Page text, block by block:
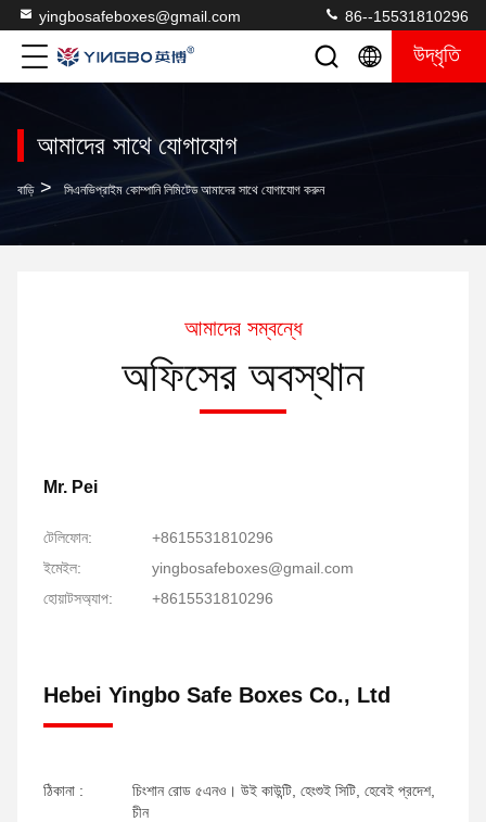
yingbosafeboxes@gmail.com 86--15531810296
উদ্ধৃতি
আমাদের সাথে যোগাযোগ
বাড়ি > সিএনভিপ্রাইম কোম্পানি লিমিটেড আমাদের সাথে যোগাযোগ করুন
আমাদের সম্বন্ধে
অফিসের অবস্থান
Mr. Pei
টেলিফোন:
+8615531810296
ইমেইল:
yingbosafeboxes@gmail.com
হোয়াটসঅ্যাপ:
+8615531810296
Hebei Yingbo Safe Boxes Co., Ltd
ঠিকানা :
চিংশান রোড ৫এনও। উই কাউন্টি, হেংশুই সিটি, হেবেই প্রদেশ,
চীন